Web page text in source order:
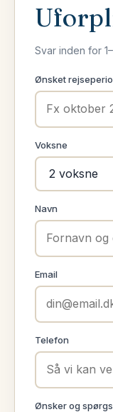
Svar inden for
Ønsket
Voksne
Navn
Email
Telefon
Ønsker og